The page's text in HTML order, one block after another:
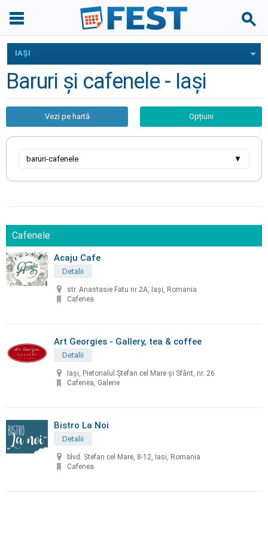
IAŞI
Baruri și cafenele - Iaşi
Vezi pe hartă Opțiuni
baruri-cafenele ▼
Cafenele
Acaju Cafe
Detalii
str. Anastasie Fatu nr 2A, Iași, Romania
Cafenea
Art Georgies - Gallery, tea & coffee
Detalii
Iaşi, Pietonalul Ștefan cel Mare și Sfânt, nr. 26
Cafenea, Galerie
Bistro La Noi
Detalii
blvd. Stefan cel Mare, 8-12, Iasi, Romania
Cafenea